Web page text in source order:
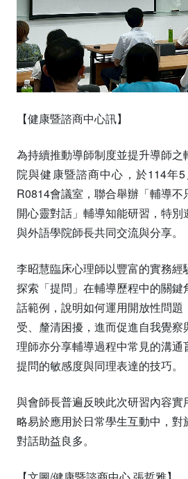
【健康暨諮商中心訊】
為持續推動導師制度並提升導師
院與健康暨諮商中心，於114年
R0814會議室，聯合舉辦「輔導
開心靈對話」輔導知能研習，特
與外語學院師長共同交流與分享。
李昭慧臨床心理師以豐富的實務經
探索「提問」在輔導歷程中的關
話範例，說明如何運用開放性問
受、釐清困擾，進而促進自我覺
理師亦分享輔導過程中常見的溝
提問的敏感度與同理表達的技巧。
與會師長普遍反映此次研習內容
略易於應用於日常學生互動中，對
對話助益良多。